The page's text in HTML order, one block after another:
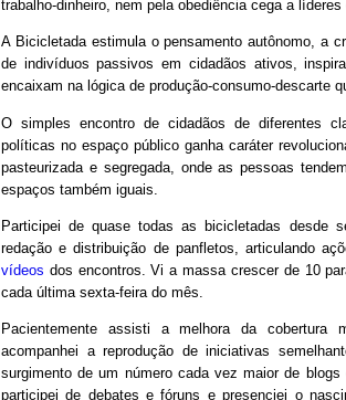
trabalho-dinheiro, nem pela obediência cega a líderes
A Bicicletada estimula o pensamento autônomo, a
de indivíduos passivos em cidadãos ativos,
encaixam na lógica de produção-consumo-descarte
O simples encontro de cidadãos de diferentes
políticas no espaço público ganha caráter
pasteurizada e segregada, onde as pessoas
espaços também iguais.
Participei de quase todas as bicicletadas desde
redação e distribuição de panfletos, articulando
vídeos dos encontros. Vi a massa crescer de 10
cada última sexta-feira do mês.
Pacientemente assisti a melhora da cobertura
acompanhei a reprodução de iniciativas
surgimento de um número cada vez maior de
participei de debates e fóruns e presenciei o